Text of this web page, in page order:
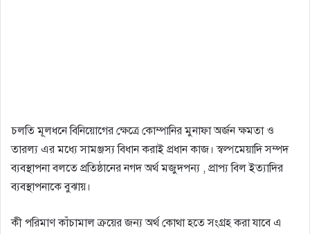
চলতি মূলধনে বিনিয়ােগের ক্ষেত্রে কোম্পানির মুনাফা অর্জন ক্ষমতা ও
তারল্য এর মধ্যে সামঞ্জস্য বিধান করাই প্রধান কাজ। স্বল্পমেয়াদি সম্পদ
ব্যবস্থাপনা বলতে প্রতিষ্ঠানের নগদ অর্থ মজুদপন্য , প্রাপ্য বিল ইত্যাদির
ব্যবস্থাপনাকে বুঝায়।
কী পরিমাণ কাঁচামাল ক্রয়ের জন্য অর্থ কোথা হতে সংগ্রহ করা যাবে এ